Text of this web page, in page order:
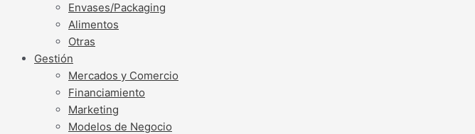
Envases/Packaging
Alimentos
Otras
Gestión
Mercados y Comercio
Financiamiento
Marketing
Modelos de Negocio